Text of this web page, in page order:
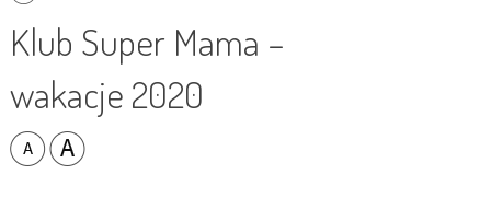
Klub Super Mama –
wakacje 2020